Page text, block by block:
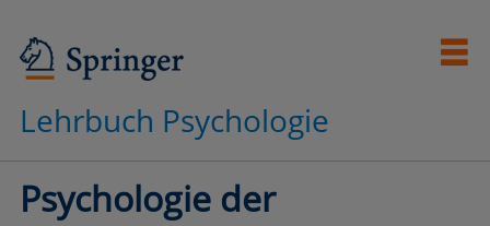
Lehrbuch Psychologie
Psychologie der